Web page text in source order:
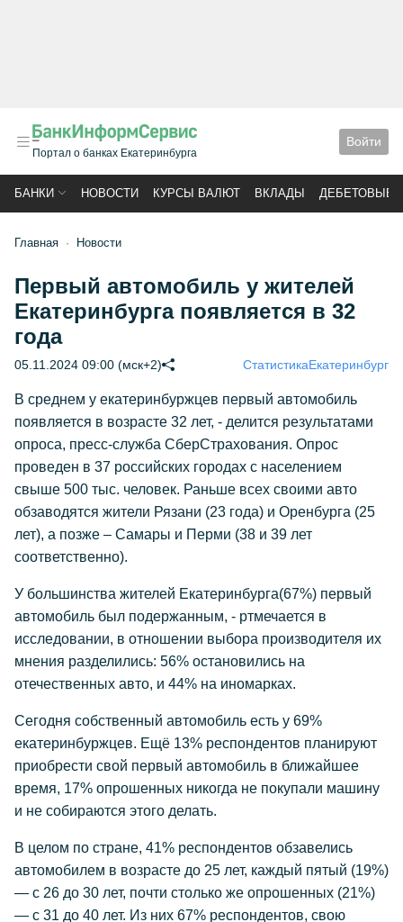
Портал о банках Екатеринбурга
Войти
БАНКИ НОВОСТИ КУРСЫ ВАЛЮТ ВКЛАДЫ ДЕБЕТОВЫЕ
Главная Новости
Первый автомобиль у жителей
Екатеринбурга появляется в 32
года
05.11.2024 09:00 (мск+2) СтатистикаЕкатеринбург
В среднем у екатеринбуржцев первый автомобиль
появляется в возрасте 32 лет, - делится результатами
опроса, пресс-служба СберСтрахования. Опрос
проведен в 37 российских городах с населением
свыше 500 тыс. человек. Раньше всех своими авто
обзаводятся жители Рязани (23 года) и Оренбурга (25
лет), а позже – Самары и Перми (38 и 39 лет
соответственно).
У большинства жителей Екатеринбурга(67%) первый
автомобиль был подержанным, - ртмечается в
исследовании, в отношении выбора производителя их
мнения разделились: 56% остановились на
отечественных авто, и 44% на иномарках.
Сегодня собственный автомобиль есть у 69%
екатеринбуржцев. Ещё 13% респондентов планируют
приобрести свой первый автомобиль в ближайшее
время, 17% опрошенных никогда не покупали машину
и не собираются этого делать.
В целом по стране, 41% респондентов обзавелись
автомобилем в возрасте до 25 лет, каждый пятый (19%)
— с 26 до 30 лет, почти столько же опрошенных (21%)
— с 31 до 40 лет. Из них 67% респондентов, свою